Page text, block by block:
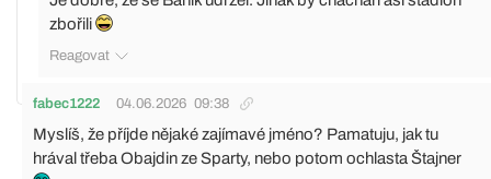
zbořili
Reagovat
fabec1222 04.06.2026 09:38
Myslíš, že příjde nějaké zajímavé jméno? Pamatuju, jak tu
hrával třeba Obajdin ze Sparty, nebo potom ochlasta Štajner